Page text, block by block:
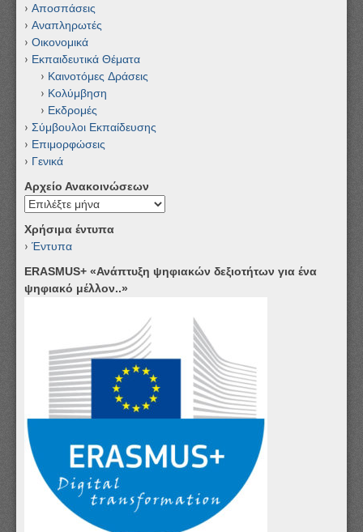
Αποσπάσεις
Αναπληρωτές
Οικονομικά
Εκπαιδευτικά Θέματα
Καινοτόμες Δράσεις
Κολύμβηση
Εκδρομές
Σύμβουλοι Εκπαίδευσης
Επιμορφώσεις
Γενικά
Αρχείο Ανακοινώσεων
Αρχείο
Χρήσιμα έντυπα
Έντυπα
ERASMUS+ «Ανάπτυξη ψηφιακών δεξιοτήτων για ένα
ψηφιακό μέλλον..»